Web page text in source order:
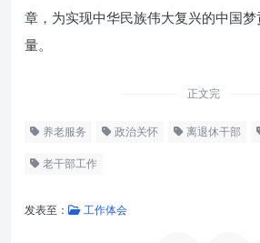
章，为实现中华民族伟大复兴的中国
量。
正文完
养老服务 政治关怀 离退休干部
老干部工作
发表至： 工作体会